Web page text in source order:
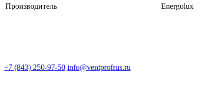
Производитель
Energolux
+7 (843) 250-97-50 info@ventprofrus.ru